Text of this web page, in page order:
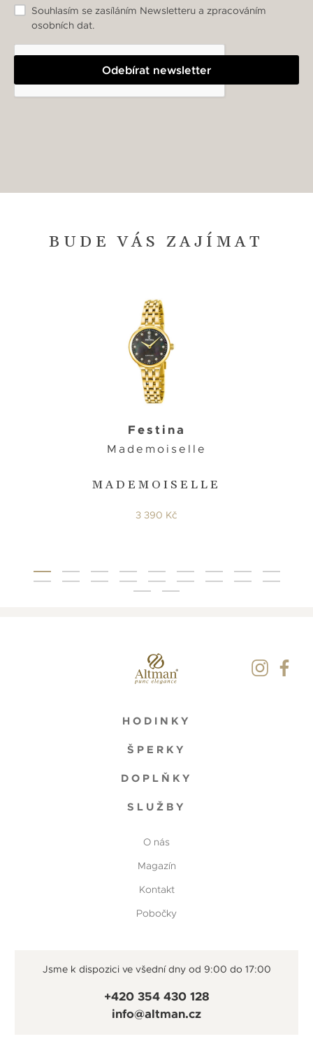
Odebírat newsletter
Souhlasím se zasíláním Newsletteru a zpracováním
osobních dat.
BUDE VÁS ZAJÍMAT
MADEMOISELLE
Festina
Mademoiselle
3 390 Kč
HODINKY
ŠPERKY
DOPLŇKY
SLUŽBY
O nás
Magazín
Kontakt
Pobočky
Jsme k dispozici ve všední dny od 9:00 do 17:00
+420 354 430 128
info@altman.cz